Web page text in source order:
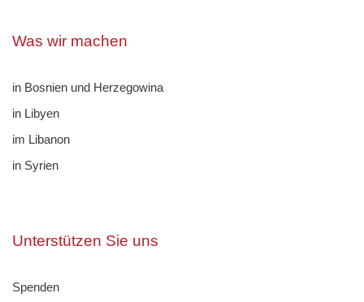
Was wir machen
in Bosnien und Herzegowina
in Libyen
im Libanon
in Syrien
Unterstützen Sie uns
Spenden